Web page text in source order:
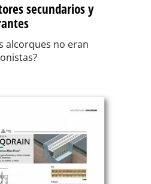
secundarios y
alcorques no eran